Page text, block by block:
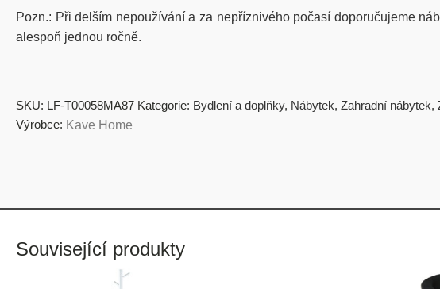
Pozn.: Při delším nepoužívání a za nepříznivého počasí doporučujeme
alespoň jednou ročně.
SKU: LF-T00058MA87 Kategorie: Bydlení a doplňky, Nábytek, Zahradní nábytek,
Výrobce: Kave Home
Související produkty